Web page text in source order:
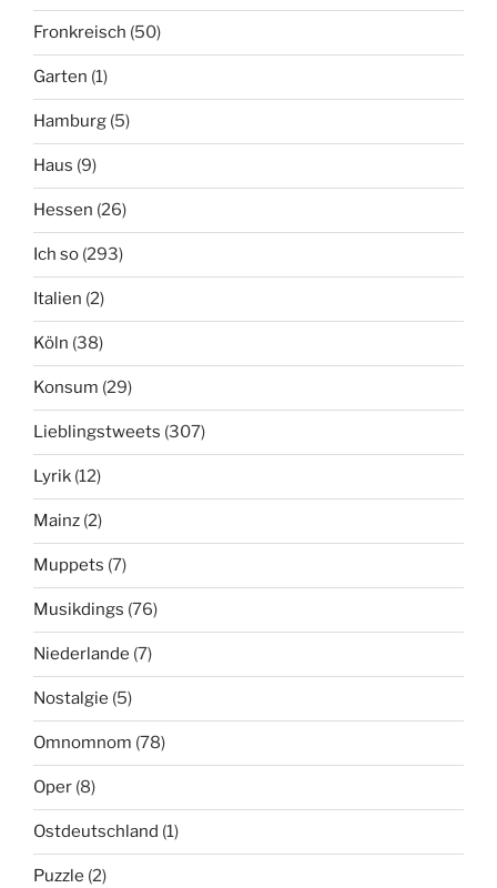
Fronkreisch (50)
Garten (1)
Hamburg (5)
Haus (9)
Hessen (26)
Ich so (293)
Italien (2)
Köln (38)
Konsum (29)
Lieblingstweets (307)
Lyrik (12)
Mainz (2)
Muppets (7)
Musikdings (76)
Niederlande (7)
Nostalgie (5)
Omnomnom (78)
Oper (8)
Ostdeutschland (1)
Puzzle (2)